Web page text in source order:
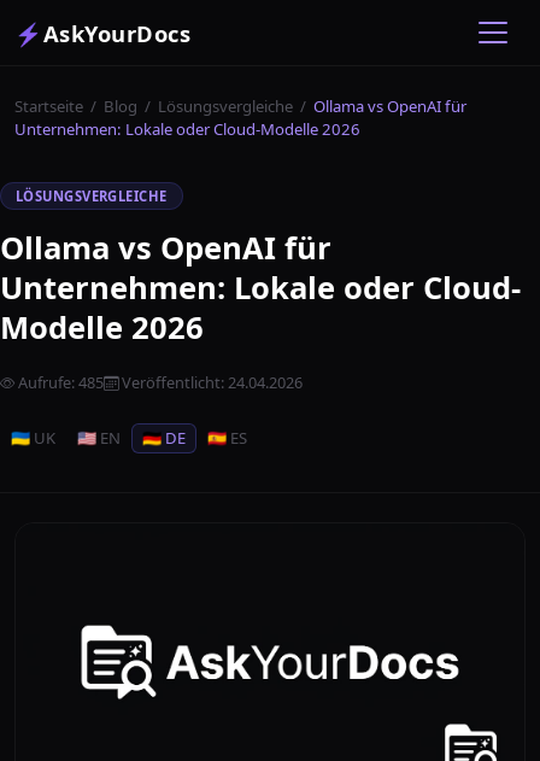
⚡ AskYourDocs
Startseite / Blog / Lösungsvergleiche / Ollama vs OpenAI für
Unternehmen: Lokale oder Cloud-Modelle 2026
LÖSUNGSVERGLEICHE
Ollama vs OpenAI für
Unternehmen: Lokale oder Cloud-
Modelle 2026
Aufrufe:485 Veröffentlicht:24.04.2026
🇺🇦 UK 🇺🇸 EN 🇩🇪 DE 🇪🇸 ES